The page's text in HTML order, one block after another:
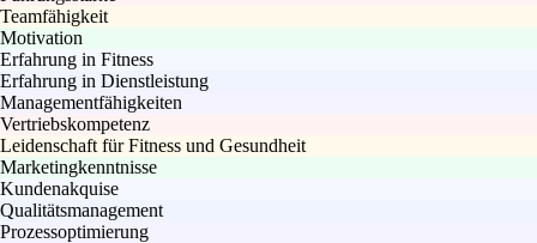
Teamfähigkeit
Motivation
Erfahrung in Fitness
Erfahrung in Dienstleistung
Managementfähigkeiten
Vertriebskompetenz
Leidenschaft für Fitness und Gesundheit
Marketingkenntnisse
Kundenakquise
Qualitätsmanagement
Prozessoptimierung